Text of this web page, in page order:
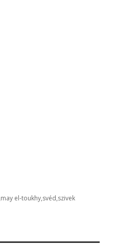
may el-toukhy svéd szivek